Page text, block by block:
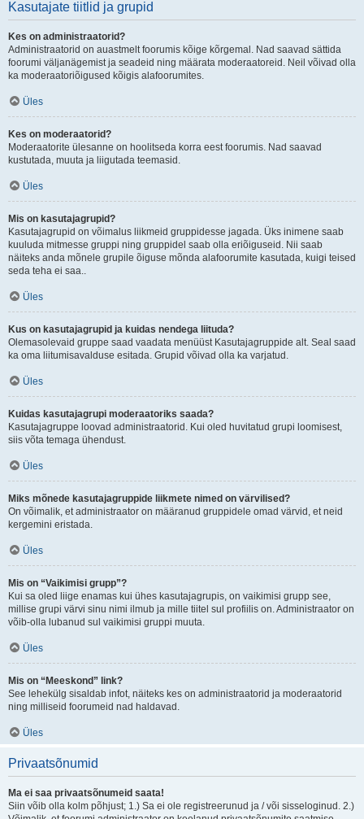
Kasutajate tiitlid ja grupid
Kes on administraatorid?
Administraatorid on auastmelt foorumis kõige kõrgemal. Nad saavad sättida
foorumi väljanägemist ja seadeid ning määrata moderaatoreid. Neil võivad olla
ka moderaatoriõigused kõigis alafoorumites.
Üles
Kes on moderaatorid?
Moderaatorite ülesanne on hoolitseda korra eest foorumis. Nad saavad
kustutada, muuta ja liigutada teemasid.
Üles
Mis on kasutajagrupid?
Kasutajagrupid on võimalus liikmeid gruppidesse jagada. Üks inimene saab
kuuluda mitmesse gruppi ning gruppidel saab olla eriõiguseid. Nii saab
näiteks anda mõnele grupile õiguse mõnda alafoorumite kasutada, kuigi teised
seda teha ei saa..
Üles
Kus on kasutajagrupid ja kuidas nendega liituda?
Olemasolevaid gruppe saad vaadata menüüst Kasutajagruppide alt. Seal saad
ka oma liitumisavalduse esitada. Grupid võivad olla ka varjatud.
Üles
Kuidas kasutajagrupi moderaatoriks saada?
Kasutajagruppe loovad administraatorid. Kui oled huvitatud grupi loomisest,
siis võta temaga ühendust.
Üles
Miks mõnede kasutajagruppide liikmete nimed on värvilised?
On võimalik, et administraator on määranud gruppidele omad värvid, et neid
kergemini eristada.
Üles
Mis on “Vaikimisi grupp”?
Kui sa oled liige enamas kui ühes kasutajagrupis, on vaikimisi grupp see,
millise grupi värvi sinu nimi ilmub ja mille tiitel sul profiilis on. Administraator on
võib-olla lubanud sul vaikimisi gruppi muuta.
Üles
Mis on “Meeskond” link?
See lehekülg sisaldab infot, näiteks kes on administraatorid ja moderaatorid
ning milliseid foorumeid nad haldavad.
Üles
Privaatsõnumid
Ma ei saa privaatsõnumeid saata!
Siin võib olla kolm põhjust; 1.) Sa ei ole registreerunud ja / või sisseloginud. 2.)